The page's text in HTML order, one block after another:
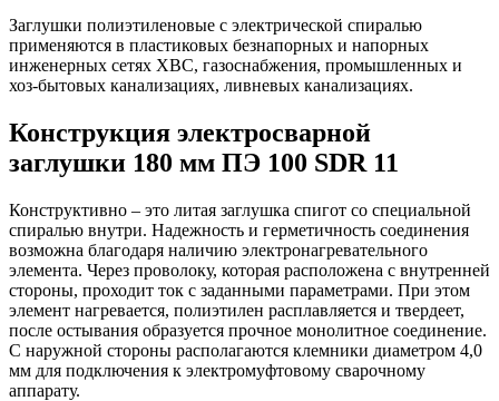
Заглушки полиэтиленовые с электрической спиралью
применяются в пластиковых безнапорных и напорных
инженерных сетях ХВС, газоснабжения, промышленных и
хоз-бытовых канализациях, ливневых канализациях.
Конструкция электросварной
заглушки 180 мм ПЭ 100 SDR 11
Конструктивно – это литая заглушка спигот со специальной
спиралью внутри. Надежность и герметичность соединения
возможна благодаря наличию электронагревательного
элемента. Через проволоку, которая расположена с внутренней
стороны, проходит ток с заданными параметрами. При этом
элемент нагревается, полиэтилен расплавляется и твердеет,
после остывания образуется прочное монолитное соединение.
С наружной стороны располагаются клемники диаметром 4,0
мм для подключения к электромуфтовому сварочному
аппарату.